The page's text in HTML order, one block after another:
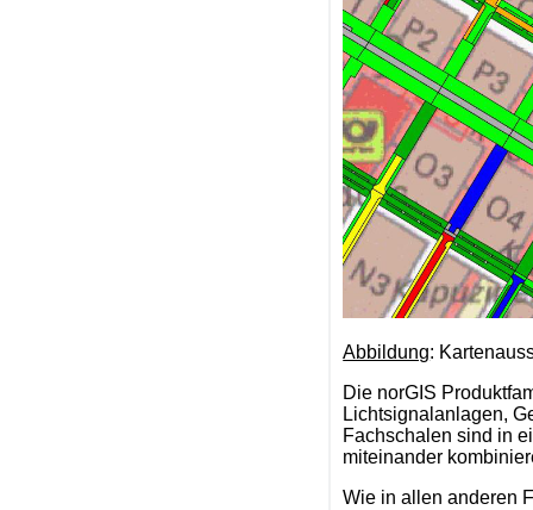
Abbildung:
Die norGIS
Lichtsignalanlagen,
Fachschalen sind in
miteinander
Wie in allen anderen